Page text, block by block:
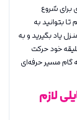
برای شروع
بتوانید به
یاد بگیرید و به
خود حرکت
گام مسیر حرفه‌ای
لازم